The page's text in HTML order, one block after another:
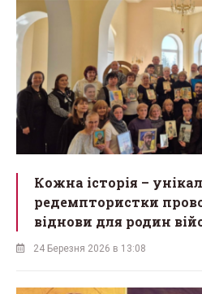
Кожна історія –
редемптористки
віднови для родин
24 Березня 2026 в 13:08